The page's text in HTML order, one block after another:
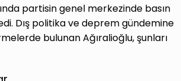
partisin genel merkezinde basın
Dış politika ve deprem gündemine
bulunan Ağıralioğlu, şunları